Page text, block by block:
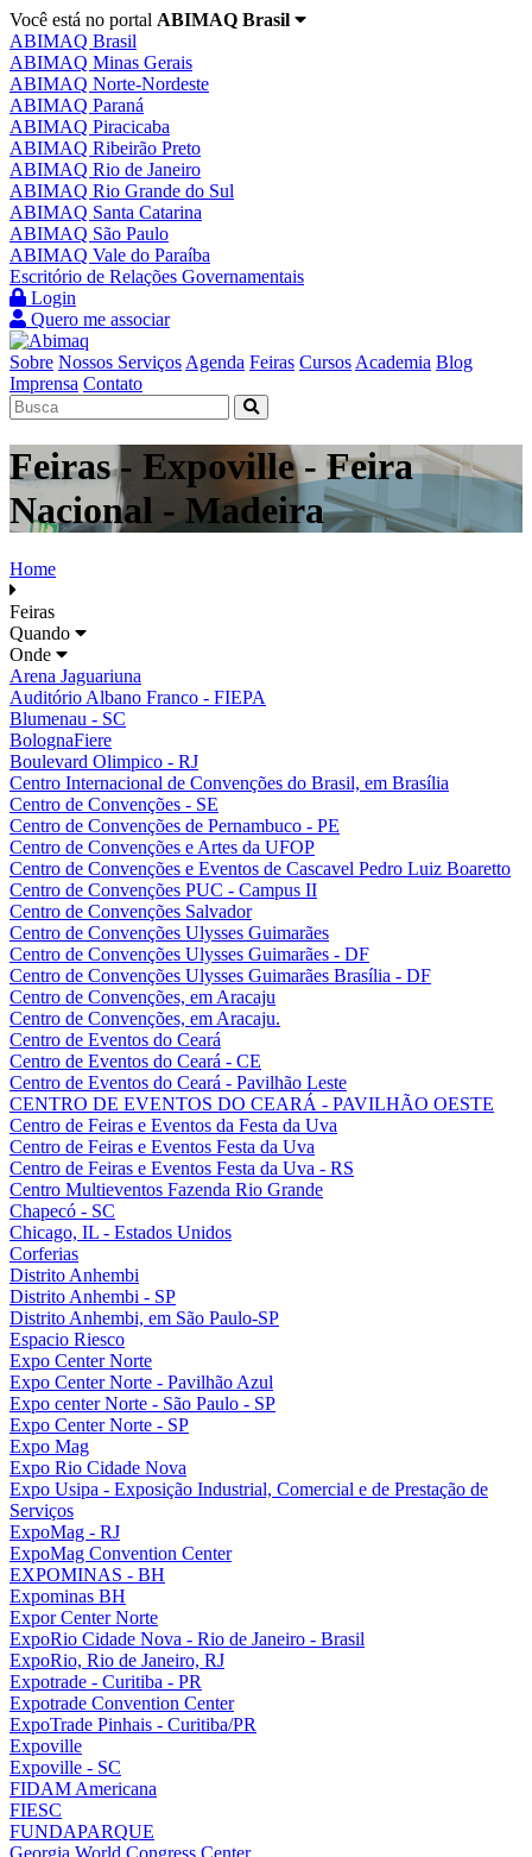
Você está no portal ABIMAQ Brasil
ABIMAQ Brasil
ABIMAQ Minas Gerais
ABIMAQ Norte-Nordeste
ABIMAQ Paraná
ABIMAQ Piracicaba
ABIMAQ Ribeirão Preto
ABIMAQ Rio de Janeiro
ABIMAQ Rio Grande do Sul
ABIMAQ Santa Catarina
ABIMAQ São Paulo
ABIMAQ Vale do Paraíba
Escritório de Relações Governamentais
Login
Quero me associar
Sobre Nossos Serviços Agenda Feiras Cursos Academia Blog
Imprensa Contato
Feiras - Expoville - Feira
Nacional - Madeira
Home
Feiras
Quando
Onde
Arena Jaguariuna
Auditório Albano Franco - FIEPA
Blumenau - SC
BolognaFiere
Boulevard Olimpico - RJ
Centro Internacional de Convenções do Brasil, em Brasília
Centro de Convenções - SE
Centro de Convenções de Pernambuco - PE
Centro de Convenções e Artes da UFOP
Centro de Convenções e Eventos de Cascavel Pedro Luiz Boaretto
Centro de Convenções PUC - Campus II
Centro de Convenções Salvador
Centro de Convenções Ulysses Guimarães
Centro de Convenções Ulysses Guimarães - DF
Centro de Convenções Ulysses Guimarães Brasília - DF
Centro de Convenções, em Aracaju
Centro de Convenções, em Aracaju.
Centro de Eventos do Ceará
Centro de Eventos do Ceará - CE
Centro de Eventos do Ceará - Pavilhão Leste
CENTRO DE EVENTOS DO CEARÁ - PAVILHÃO OESTE
Centro de Feiras e Eventos da Festa da Uva
Centro de Feiras e Eventos Festa da Uva
Centro de Feiras e Eventos Festa da Uva - RS
Centro Multieventos Fazenda Rio Grande
Chapecó - SC
Chicago, IL - Estados Unidos
Corferias
Distrito Anhembi
Distrito Anhembi - SP
Distrito Anhembi, em São Paulo-SP
Espacio Riesco
Expo Center Norte
Expo Center Norte - Pavilhão Azul
Expo center Norte - São Paulo - SP
Expo Center Norte - SP
Expo Mag
Expo Rio Cidade Nova
Expo Usipa - Exposição Industrial, Comercial e de Prestação de
Serviços
ExpoMag - RJ
ExpoMag Convention Center
EXPOMINAS - BH
Expominas BH
Expor Center Norte
ExpoRio Cidade Nova - Rio de Janeiro - Brasil
ExpoRio, Rio de Janeiro, RJ
Expotrade - Curitiba - PR
Expotrade Convention Center
ExpoTrade Pinhais - Curitiba/PR
Expoville
Expoville - SC
FIDAM Americana
FIESC
FUNDAPARQUE
Georgia World Congress Center